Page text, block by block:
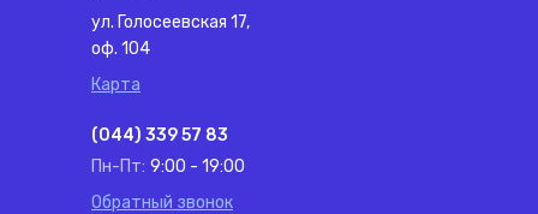
ул. Голосеевская 17,
оф. 104
Карта
(044) 339 57 83
Пн-Пт: 9:00 - 19:00
Обратный звонок